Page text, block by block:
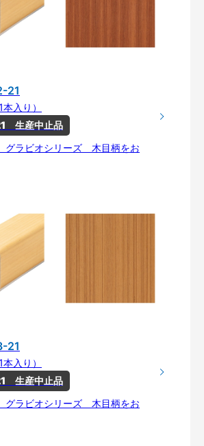
21
入り）
生産中止品
グラビオシリーズ 木目柄をお
21
入り）
生産中止品
グラビオシリーズ 木目柄をお